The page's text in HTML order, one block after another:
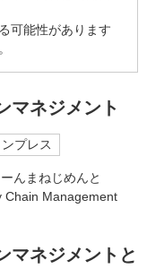
可能性があります
マネジメント
プレス
んまねじめんと
Chain Management
マネジメントと